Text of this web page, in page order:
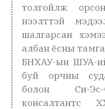
толгойлж
нээлттэй
шалгарсан
албан ёсны
БНХАУ-ын ШУА-
буй орчны
болон Си-
консалтантс